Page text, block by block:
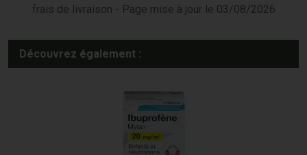
frais de livraison - Page mise à jour le 03/08/2026
Découvrez également :